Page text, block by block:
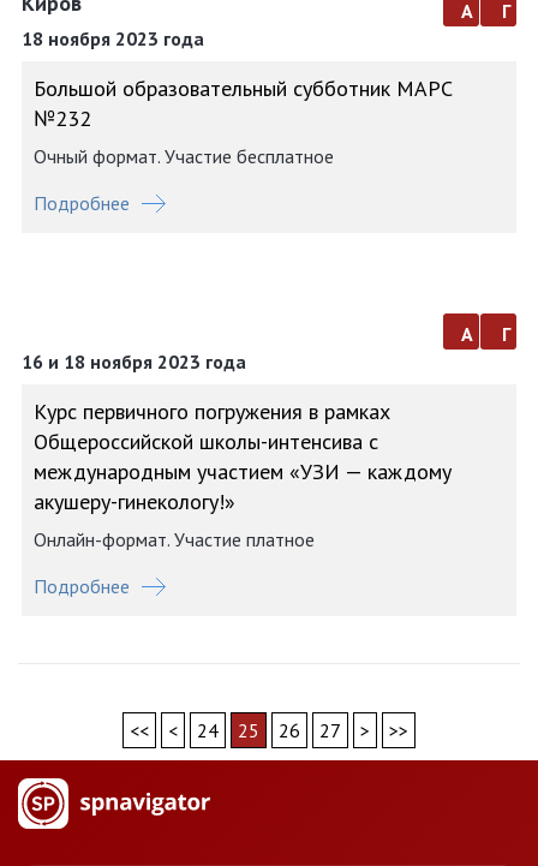
18 ноября 2023 года
а г
Большой образовательный субботник МАРС
№232
Очный формат. Участие бесплатное
Подробнее
16 и 18 ноября 2023 года
а г
Курс первичного погружения в рамках
Общероссийской школы-интенсива с
международным участием «УЗИ — каждому
акушеру-гинекологу!»
Онлайн-формат. Участие платное
Подробнее
<< < 24 25 26 27 > >>